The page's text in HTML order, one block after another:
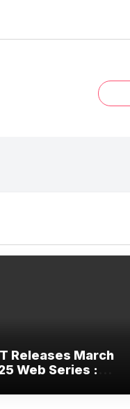
Releases March
Web Series :
Jhakaas पर नई वेब